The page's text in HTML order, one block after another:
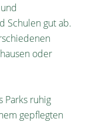
Schulen gut ab.
oder
Parks ruhig
gepflegten